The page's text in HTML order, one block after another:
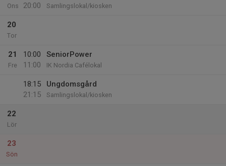
Ons
20:00
Samlingslokal/kiosken
20
Tor
21
Fre
10:00
11:00
SeniorPower
IK Nordia Cafélokal
18:15
21:15
Ungdomsgård
Samlingslokal/kiosken
22
Lör
23
Sön